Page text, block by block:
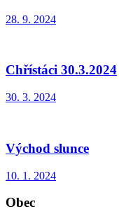
28. 9. 2024
Chřístáci 30.3.2024
30. 3. 2024
Východ slunce
10. 1. 2024
Obec